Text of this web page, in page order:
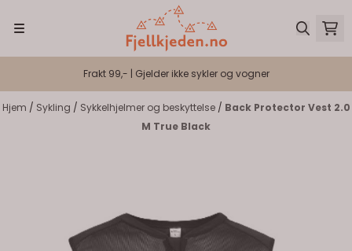
Frakt 99,- | Gjelder ikke sykler og vogner
Hjem / Sykling / Sykkelhjelmer og beskyttelse / Back Protector Vest 2.0
M True Black